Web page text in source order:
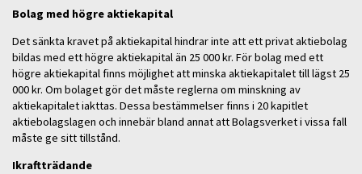
Bolag med högre aktiekapital
Det sänkta kravet på aktiekapital hindrar inte att ett privat aktiebolag
bildas med ett högre aktiekapital än 25 000 kr. För bolag med ett
högre aktiekapital finns möjlighet att minska aktiekapitalet till lägst 25
000 kr. Om bolaget gör det måste reglerna om minskning av
aktiekapitalet iakttas. Dessa bestämmelser finns i 20 kapitlet
aktiebolagslagen och innebär bland annat att Bolagsverket i vissa fall
måste ge sitt tillstånd.
Ikraftträdande